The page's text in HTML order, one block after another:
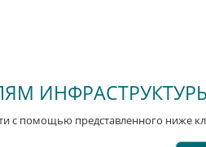
с помощью представленного ниже